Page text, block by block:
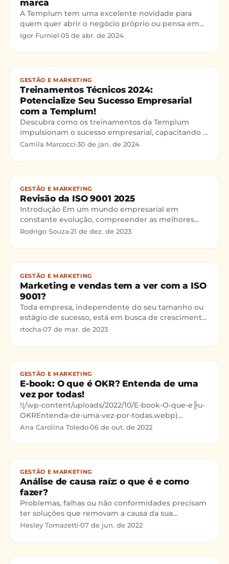
marca
A Templum tem uma excelente novidade para
quem quer abrir o negócio próprio ou pensa em
ter uma franquia. Desde maio deste ano, a
Igor Furniel ·05 de abr. de 2024
GESTÃO E MARKETING
Treinamentos Técnicos 2024:
Potencialize Seu Sucesso Empresarial
com a Templum!
Descubra como os treinamentos da Templum
impulsionam o sucesso empresarial, capacitando e
desenvolvendo profissionais para alcançar uma
Camila Marcocci·30 de jan. de 2024
GESTÃO E MARKETING
Revisão da ISO 9001 2025
Introdução Em um mundo empresarial em
constante evolução, compreender as melhores
práticas de gestão de qualidade é crucial. É com
Rodrigo Souza·21 de dez. de 2023
GESTÃO E MARKETING
Marketing e vendas tem a ver com a ISO
9001?
Toda empresa, independente do seu tamanho ou
estágio de sucesso, está em busca de crescimento.
Mas para isso, é fundamental que os setores de
rtocha·07 de mar. de 2023
GESTÃO E MARKETING
E-book: O que é OKR? Entenda de uma
vez por todas!
!(/wp-content/uploads/2022/10/E-book-O-que-e╠u-
OKREntenda-de-uma-vez-por-todas.webp)
(https://templum.com.br/form?utmsource=blo
Ana Carolina Toledo·06 de out. de 2022
GESTÃO E MARKETING
Análise de causa raíz: o que é e como
fazer?
Problemas, falhas ou não conformidades precisam
ter soluções que removam a causa da sua
ocorrência para evitar a recorrência do problema,
Hesley Tomazetti·07 de jun. de 2022